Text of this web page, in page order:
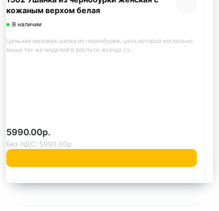
1504 ШАРФИК-РОЗОЧКА ИЗ ВЯЗАНОЙ НОРКИ СЕРЕБРО
Наиболее стильное, универсальное и практичное изделие н..
2200.00р.
Без НДС: 2200.00р.